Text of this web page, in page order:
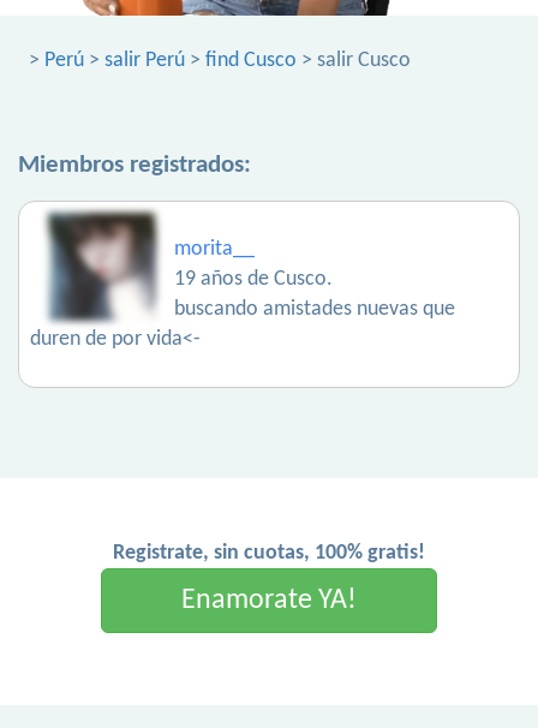
> Perú > salir Perú > find Cusco > salir Cusco
Miembros registrados:
morita__
19 años de Cusco.
buscando amistades nuevas que
duren de por vida<-
Registrate, sin cuotas, 100% gratis!
Enamorate YA!